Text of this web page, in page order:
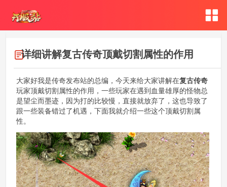
详细讲解复古传奇顶戴切割属性的作用
大家好我是传奇发布站的总编，今天来给大家讲解在复古传奇
玩家顶戴切割属性的作用，一些玩家在遇到血量雄厚的怪物总
是望尘而墨迹，因为打的比较慢，直接就放弃了，这也导致了
跟一些装备错过了机遇，下面我就介绍一些这个顶戴切割属
性。